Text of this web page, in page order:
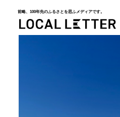
前略、100年先のふるさとを思ふメディアです。
LOCAL LETTER